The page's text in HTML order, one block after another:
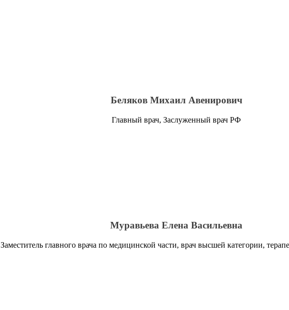
Беляков Михаил Авенирович
Главный врач, Заслуженный врач РФ
Муравьева Елена Васильевна
Заместитель главного врача по медицинской части, врач высшей категории,